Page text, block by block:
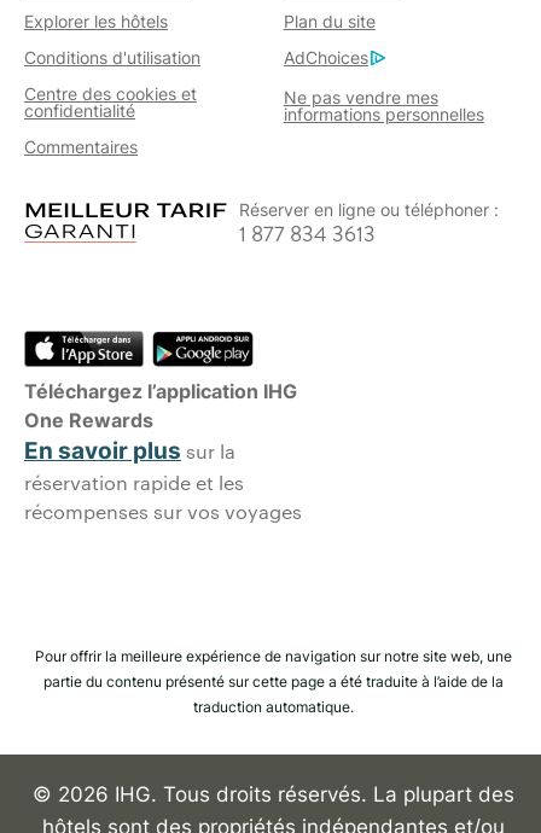
Explorer les hôtels
Plan du site
Conditions d'utilisation
AdChoices
Centre des cookies et
confidentialité
Ne pas vendre mes
informations personnelles
Commentaires
Réserver en ligne ou téléphoner :
1 877 834 3613
Téléchargez l’application IHG
One Rewards
En savoir plus sur la
réservation rapide et les
récompenses sur vos voyages
Pour offrir la meilleure expérience de navigation sur notre site web, une
partie du contenu présenté sur cette page a été traduite à l’aide de la
traduction automatique.
© 2026 IHG. Tous droits réservés. La plupart des
hôtels sont des propriétés indépendantes et/ou